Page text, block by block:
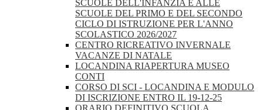
SCUOLE DELL'INFANZIA E ALLE
SCUOLE DEL PRIMO E DEL SECONDO
CICLO DI ISTRUZIONE PER L'ANNO
SCOLASTICO 2026/2027
CENTRO RICREATIVO INVERNALE
VACANZE DI NATALE
LOCANDINA RIAPERTURA MUSEO
CONTI
CORSO DI SCI - LOCANDINA E MODULO
DI ISCRIZIONE ENTRO IL 19-12-25